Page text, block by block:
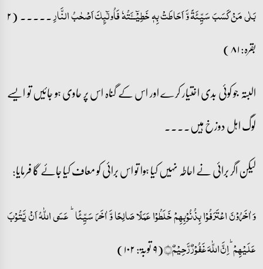
بَلٰی مَنۡ کَسَبَ سَیِّئَۃً وَّ اَحَاطَتۡ بِہٖ خَطِیۡٓــَٔتُہٗ فَاُولٰٓئِکَ اَصۡحٰبُ النَّارِ
۔۔۔۔۔ (۲
بقرہ: ۸۱)
البتہ جو کوئی بدی اختیار کرے اور اس کے گناہ اس پر حاوی ہو جائیں تو ایسے
لوگ اہل دوزخ ہیں۔۔۔۔
لیکن اگر برائی نے احاطہ نہیں کیا ہوا تو اس برائی کو معاف کیا جائے گا فرمایا:
وَ اٰخَرُوۡنَ اعۡتَرَفُوۡا بِذُنُوۡبِہِمۡ خَلَطُوۡا عَمَلًا صَالِحًا وَّ اٰخَرَ سَیِّئًا ؕ عَسَی اللّٰہُ اَنۡ یَّتُوۡبَ
عَلَیۡہِمۡ ؕ اِنَّ اللّٰہَ غَفُوۡرٌ رَّحِیۡمٌ﴿﴾(۹ توبۃ: ۱۰۲)